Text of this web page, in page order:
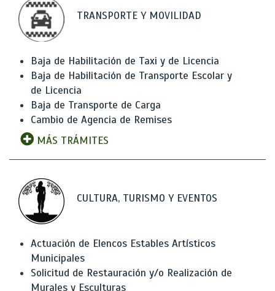
TRANSPORTE Y MOVILIDAD
Baja de Habilitación de Taxi y de Licencia
Baja de Habilitación de Transporte Escolar y
de Licencia
Baja de Transporte de Carga
Cambio de Agencia de Remises
MÁS TRÁMITES
CULTURA, TURISMO Y EVENTOS
Actuación de Elencos Estables Artísticos
Municipales
Solicitud de Restauración y/o Realización de
Murales y Esculturas